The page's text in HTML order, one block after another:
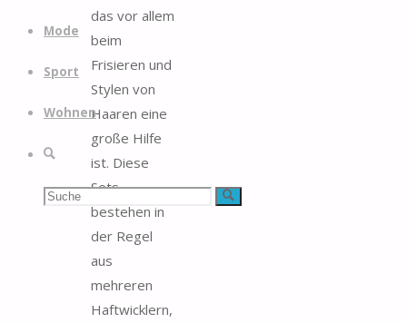
Mode
Sport
Wohnen
Suche
Suchen Suche
das vor allem
beim
Frisieren und
Stylen von
Haaren eine
große Hilfe
ist. Diese
Sets
bestehen in
der Regel
aus
mehreren
Haftwicklern,